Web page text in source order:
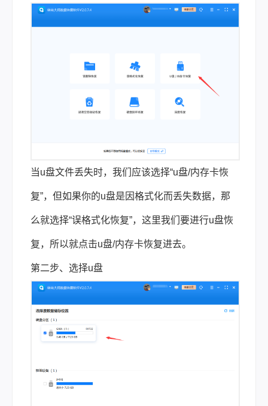
当u盘文件丢失时，我们应该选择“u盘/内存卡恢
复”，但如果你的u盘是因格式化而丢失数据，那
么就选择“误格式化恢复”，这里我们要进行u盘恢
复，所以就点击u盘/内存卡恢复进去。
第二步、选择u盘